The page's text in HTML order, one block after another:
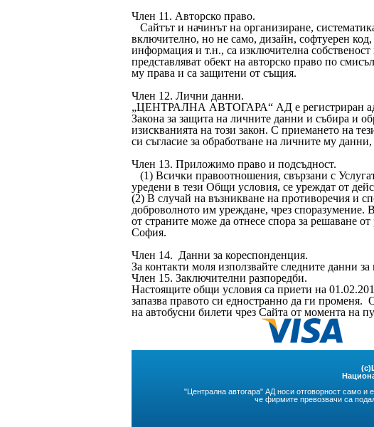
Член 11. Авторско право.
Сайтът и начинът на организиране,
включително, но не само, дизайн, софтуерен
информация и т.н., са изключителна
представляват обект на авторско право по
му права и са защитени от същия.
Член 12. Лични данни.
„ЦЕНТРАЛНА АВТОГАРА“ АД е регистриран
Закона за защита на личните данни и събира и
изискванията на този закон. С приемането на
си съгласие за обработване на личните му
Член 13. Приложимо право и подсъдност.
(1) Всички правоотношения, свързани с
уредени в тези Общи условия, се уреждат от
(2) В случай на възникване на противоречия и
доброволното им уреждане, чрез споразумение.
от страните може да отнесе спора за решаване
София.
Член 14. Данни за кореспонденция.
За контакти моля използвайте следните
Член 15. Заключителни разпоредби.
Настоящите общи условия са приети на
запазва правото си едностранно да ги
на автобусни билети чрез Сайта от момента на
"Централна автогара" АД носи отговорност само и
че фирмите превозвачи са